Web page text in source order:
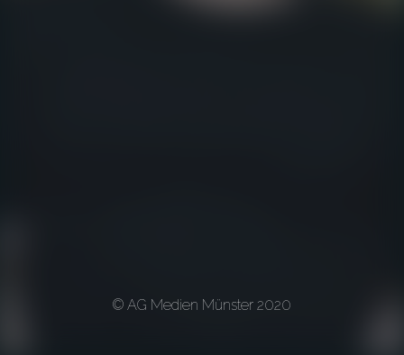
© AG Medien Münster 2020